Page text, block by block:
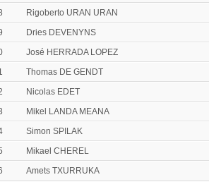
Rigoberto URAN URAN
Dries DEVENYNS
José HERRADA LOPEZ
Thomas DE GENDT
Nicolas EDET
Mikel LANDA MEANA
Simon SPILAK
Mikael CHEREL
Amets TXURRUKA